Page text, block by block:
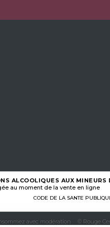
ALCOOLIQUES AUX MINEURS
au moment de la vente en ligne
CODE DE LA SANTE
avec modération © Rouge